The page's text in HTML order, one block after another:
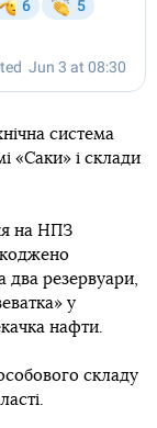
система
«Саки» і склади
на НПЗ
два резервуари,
у
нафти.
складу